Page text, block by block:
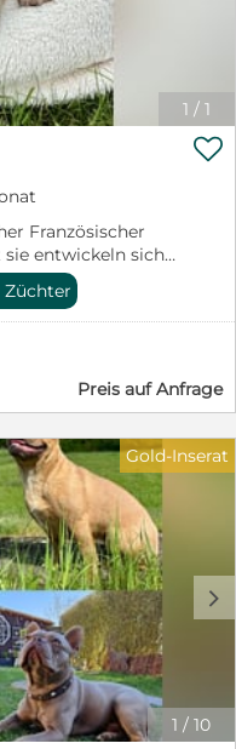
1 / 1
Französischer
entwickeln sich

Preis auf Anfrage
1 / 10
d
Gold-Inserat